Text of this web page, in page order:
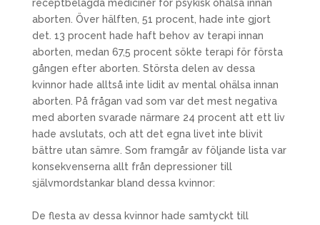
receptbelagda mediciner för psykisk ohälsa innan
aborten. Över hälften, 51 procent, hade inte gjort
det. 13 procent hade haft behov av terapi innan
aborten, medan 67,5 procent sökte terapi för första
gången efter aborten. Största delen av dessa
kvinnor hade alltså inte lidit av mental ohälsa innan
aborten. På frågan vad som var det mest negativa
med aborten svarade närmare 24 procent att ett liv
hade avslutats, och att det egna livet inte blivit
bättre utan sämre. Som framgår av följande lista var
konsekvenserna allt från depressioner till
självmordstankar bland dessa kvinnor:
De flesta av dessa kvinnor hade samtyckt till